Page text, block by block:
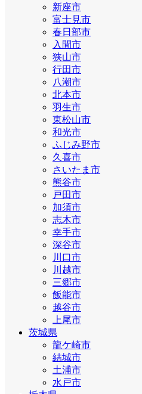
新座市
富士見市
春日部市
入間市
狭山市
行田市
八潮市
北本市
羽生市
東松山市
和光市
ふじみ野市
久喜市
さいたま市
熊谷市
戸田市
加須市
志木市
幸手市
深谷市
川口市
川越市
三郷市
飯能市
越谷市
上尾市
茨城県
龍ケ崎市
結城市
土浦市
水戸市